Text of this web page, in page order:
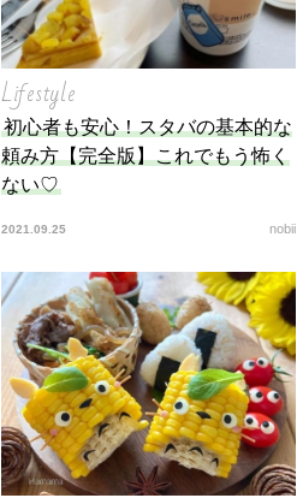
Lifestyle
初心者も安心！スタバの基本的な
頼み方【完全版】これでもう怖く
ない♡
2021.09.25 nobii